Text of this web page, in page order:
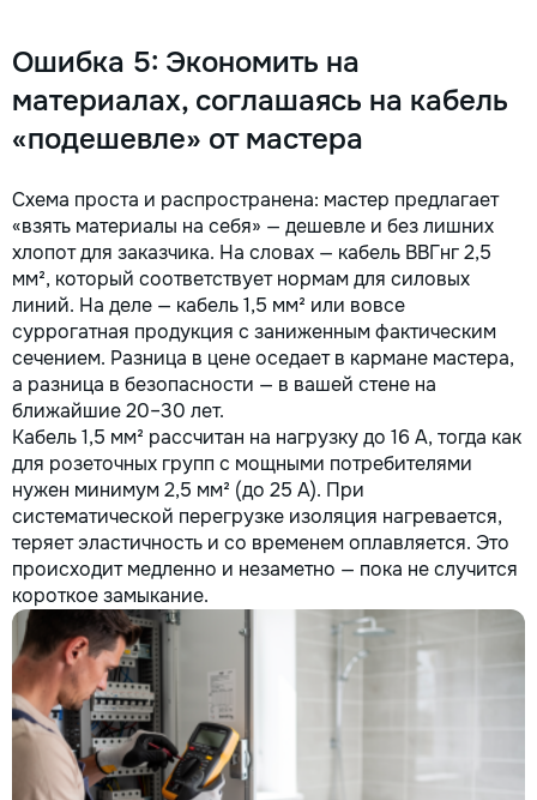
Ошибка 5: Экономить на
материалах, соглашаясь на кабель
«подешевле» от мастера
Схема проста и распространена: мастер предлагает
«взять материалы на себя» — дешевле и без лишних
хлопот для заказчика. На словах — кабель ВВГнг 2,5
мм², который соответствует нормам для силовых
линий. На деле — кабель 1,5 мм² или вовсе
суррогатная продукция с заниженным фактическим
сечением. Разница в цене оседает в кармане мастера,
а разница в безопасности — в вашей стене на
ближайшие 20–30 лет.
Кабель 1,5 мм² рассчитан на нагрузку до 16 А, тогда как
для розеточных групп с мощными потребителями
нужен минимум 2,5 мм² (до 25 А). При
систематической перегрузке изоляция нагревается,
теряет эластичность и со временем оплавляется. Это
происходит медленно и незаметно — пока не случится
короткое замыкание.